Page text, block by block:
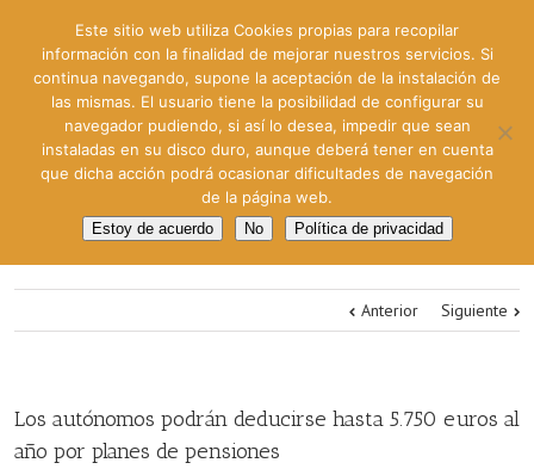
Anterior Siguiente
Los autónomos podrán deducirse hasta 5.750 euros al
año por planes de pensiones
Este sitio web utiliza Cookies propias para recopilar
información con la finalidad de mejorar nuestros servicios. Si
continua navegando, supone la aceptación de la instalación de
las mismas. El usuario tiene la posibilidad de configurar su
navegador pudiendo, si así lo desea, impedir que sean
instaladas en su disco duro, aunque deberá tener en cuenta
que dicha acción podrá ocasionar dificultades de navegación
de la página web.
Estoy de acuerdo No Política de privacidad